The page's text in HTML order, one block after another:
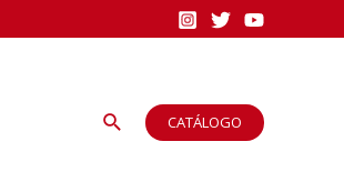
Buscar CATÁLOGO